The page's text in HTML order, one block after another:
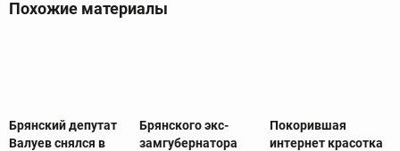
Похожие материалы
Брянский депутат
Валуев снялся в
Брянского экс-
замгубернатора
Покорившая
интернет красотка